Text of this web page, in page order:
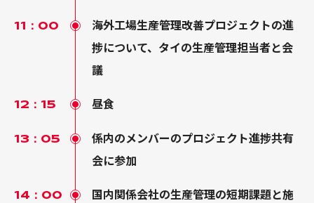
11：00
海外工場生産管理改善プロジェクトの進
捗について、タイの生産管理担当者と会
議
12：15 昼食
13：05
係内のメンバーのプロジェクト進捗共有
会に参加
14：00
国内関係会社の生産管理の短期課題と施